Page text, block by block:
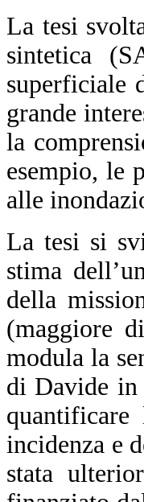
La tesi
sintetica
superficiale
grande
la
esempio, le
alle
La tesi si
stima
della
(maggiore
modula la
di Davide in
incidenza e
stata